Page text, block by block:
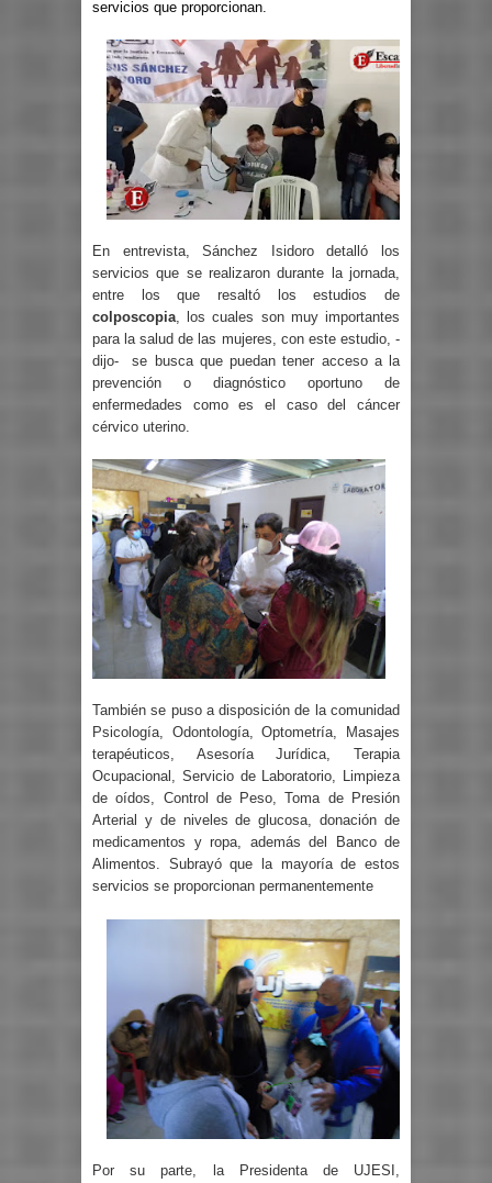
servicios que proporcionan.
En entrevista, Sánchez Isidoro detalló los
servicios que se realizaron durante la jornada,
entre los que resaltó los estudios de
colposcopia , los cuales son muy importantes
para la salud de las mujeres, con este estudio, -
dijo-
se busca que puedan tener acceso a la
prevención o diagnóstico oportuno de
enfermedades como es el caso del cáncer
cérvico uterino.
También se puso a disposición de la comunidad
Psicología, Odontología, Optometría, Masajes
terapéuticos, Asesoría Jurídica, Terapia
Ocupacional, Servicio de Laboratorio, Limpieza
de oídos, Control de Peso, Toma de Presión
Arterial y de niveles de glucosa, donación de
medicamentos y ropa, además del Banco de
Alimentos. Subrayó que la mayoría de estos
servicios se proporcionan permanentemente
Por su parte, la Presidenta de UJESI,